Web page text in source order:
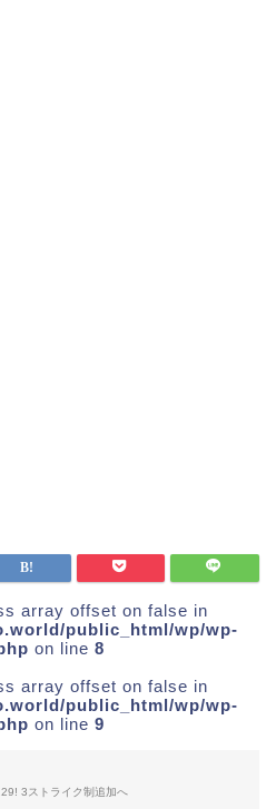
array offset on false in
public_html/wp/wp-
on line 8
array offset on false in
public_html/wp/wp-
on line 9
3ストライク制追加へ